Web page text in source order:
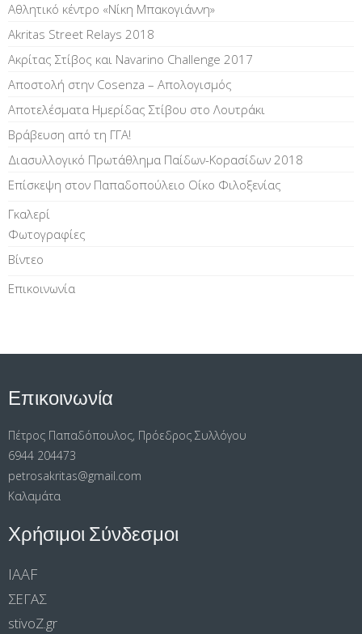
Αθλητικό κέντρο «Νίκη Μπακογιάννη»
Akritas Street Relays 2018
Ακρίτας Στίβος και Navarino Challenge 2017
Αποστολή στην Cosenza – Απολογισμός
Αποτελέσματα Ημερίδας Στίβου στο Λουτράκι
Βράβευση από τη ΓΓΑ!
Διασυλλογικό Πρωτάθλημα Παίδων-Κορασίδων 2018
Επίσκεψη στον Παπαδοπούλειο Οίκο Φιλοξενίας
Γκαλερί
Φωτογραφίες
Βίντεο
Επικοινωνία
Επικοινωνία
Πέτρος Παπαδόπουλος, Πρόεδρος Συλλόγου
6944 204473
petrosakritas@gmail.com
Καλαμάτα
Χρήσιμοι Σύνδεσμοι
IAAF
ΣΕΓΑΣ
stivoΖ.gr